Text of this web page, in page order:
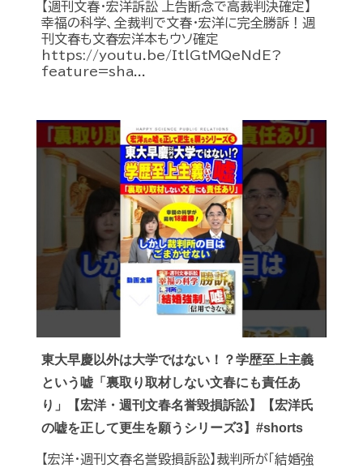
【週刊文春・宏洋訴訟 上告断念で高裁判決確定】
幸福の科学、全裁判で文春・宏洋に完全勝訴！週
刊文春も文春宏洋本もウソ確定
https://youtu.be/ItlGtMQeNdE?
feature=sha...
東大早慶以外は大学ではない！？学歴至上主義
という嘘「裏取り取材しない文春にも責任あ
り」【宏洋・週刊文春名誉毀損訴訟】【宏洋氏
の嘘を正して更生を願うシリーズ3】#shorts
【宏洋・週刊文春名誉毀損訴訟】裁判所が「結婚強